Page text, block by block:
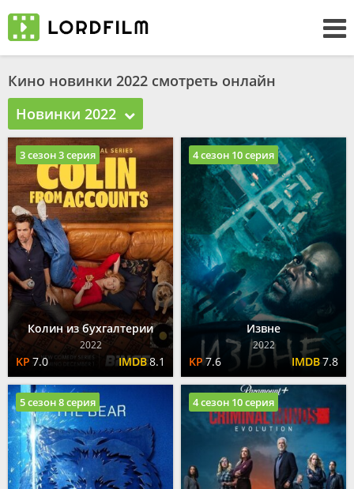
Кино новинки 2022 смотреть онлайн
Новинки 2022
Колин из бухгалтерии
2022
7.0 8.1
3 сезон 3 серия
Извне
2022
7.6 7.8
4 сезон 10 серия
5 сезон 8 серия 4 сезон 10 серия